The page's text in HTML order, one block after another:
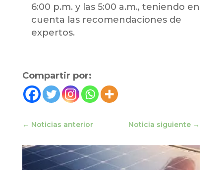
6:00 p.m. y las 5:00 a.m., teniendo en
cuenta las recomendaciones de
expertos.
Compartir por:
← Noticias anterior Noticia siguiente →